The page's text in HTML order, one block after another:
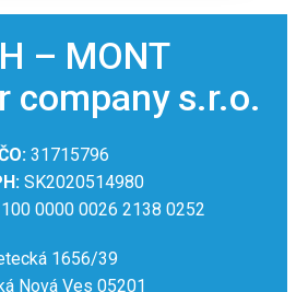
– MONT
company s.r.o.
31715796
SK2020514980
0000 0026 2138 0252
1656/39
Nová Ves 05201